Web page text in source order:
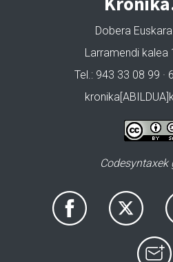
Dobera
Larramendi kalea
Tel.: 943 33 08 99 ·
Codesyntaxek